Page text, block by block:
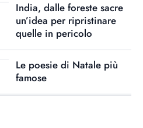
India, dalle foreste sacre
un’idea per ripristinare
quelle in pericolo
Le poesie di Natale più
famose